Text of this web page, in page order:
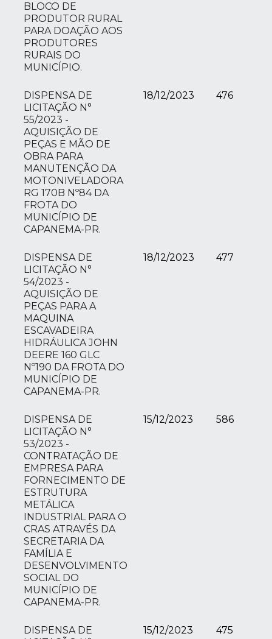
BLOCO DE
PRODUTOR RURAL
PARA DOAÇÃO AOS
PRODUTORES
RURAIS DO
MUNICÍPIO.
DISPENSA DE
LICITAÇÃO N°
55/2023 -
AQUISIÇÃO DE
PEÇAS E MÃO DE
OBRA PARA
MANUTENÇÃO DA
MOTONIVELADORA
RG 170B Nº84 DA
FROTA DO
MUNICÍPIO DE
CAPANEMA-PR.
18/12/2023 476
DISPENSA DE
LICITAÇÃO N°
54/2023 -
AQUISIÇÃO DE
PEÇAS PARA A
MAQUINA
ESCAVADEIRA
HIDRÁULICA JOHN
DEERE 160 GLC
Nº190 DA FROTA DO
MUNICÍPIO DE
CAPANEMA-PR.
18/12/2023 477
DISPENSA DE
LICITAÇÃO N°
53/2023 -
CONTRATAÇÃO DE
EMPRESA PARA
FORNECIMENTO DE
ESTRUTURA
METÁLICA
INDUSTRIAL PARA O
CRAS ATRAVÉS DA
SECRETARIA DA
FAMÍLIA E
DESENVOLVIMENTO
SOCIAL DO
MUNICÍPIO DE
CAPANEMA-PR.
15/12/2023 586
DISPENSA DE
15/12/2023 475